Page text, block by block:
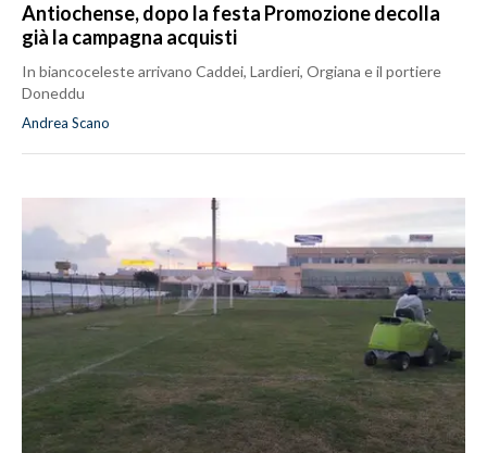
Antiochense, dopo la festa Promozione decolla
già la campagna acquisti
In biancoceleste arrivano Caddei, Lardieri, Orgiana e il portiere
Doneddu
Andrea Scano